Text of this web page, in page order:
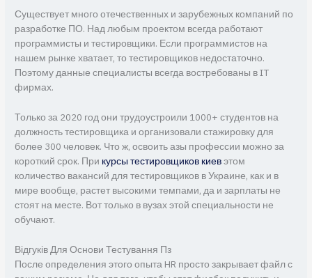
Существует много отечественных и зарубежных компаний по
разработке ПО. Над любым проектом всегда работают
программисты и тестировщики. Если программистов на
нашем рынке хватает, то тестировщиков недостаточно.
Поэтому данные специалисты всегда востребованы в IT
фирмах.
Только за 2020 год они трудоустроили 1000+ студентов на
должность тестировщика и организовали стажировку для
более 300 человек. Что ж, освоить азы профессии можно за
короткий срок. При курсы тестировщиков киевэтом
количество вакансий для тестировщиков в Украине, как и в
мире вообще, растет высокими темпами, да и зарплаты не
стоят на месте. Вот только в вузах этой специальности не
обучают.
Відгуків Для Основи Тестування Пз
После определения этого опыта HR просто закрывает файл с